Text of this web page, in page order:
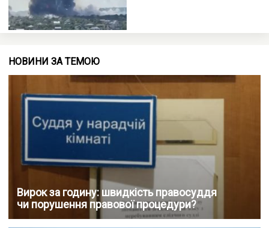
НОВИНИ ЗА ТЕМОЮ
Вирок за годину: швидкість правосуддя
чи порушення правової процедури?